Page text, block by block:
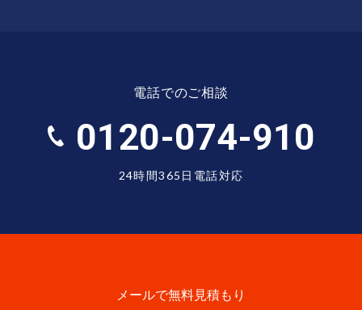
電話でのご相談
0120-074-910
24時間365日電話対応
メールで無料見積もり